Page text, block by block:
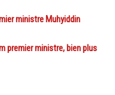
ministre Muhyiddin
premier ministre, bien plus